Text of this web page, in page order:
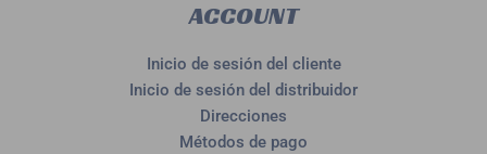
ACCOUNT
Inicio de sesión del cliente
Inicio de sesión del distribuidor
Direcciones
Métodos de pago